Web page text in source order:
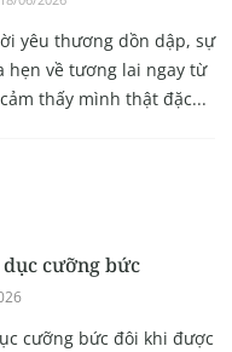
yêu thương dồn dập, sự
về tương lai ngay từ
thấy mình thật đặc...
cưỡng bức
cưỡng bức đôi khi được